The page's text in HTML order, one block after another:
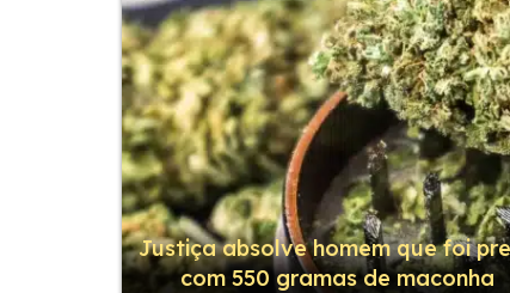
Justiça absolve homem que foi
com 550 gramas de maconha